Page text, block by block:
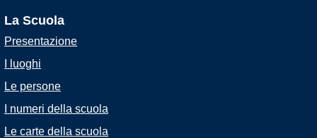
La Scuola
Presentazione
I luoghi
Le persone
I numeri della scuola
Le carte della scuola